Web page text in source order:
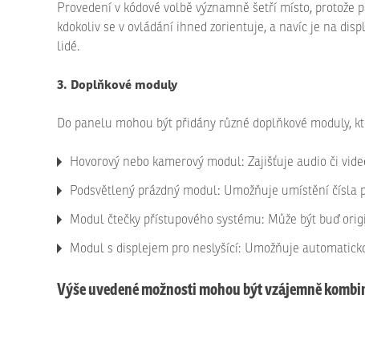
Provedení v kódové volbě významně šetří místo,
kdokoliv se v ovládání ihned zorientuje, a navíc je na
lidé.
3. Doplňkové moduly
Do panelu mohou být přidány různé doplňkové moduly,
Hovorový nebo kamerový modul: Zajišťuje audio či
Podsvětlený prázdný modul: Umožňuje umístění čísla
Modul čtečky přístupového systému: Může být buď
Modul s displejem pro neslyšící: Umožňuje
Výše uvedené možnosti mohou být vzájemně